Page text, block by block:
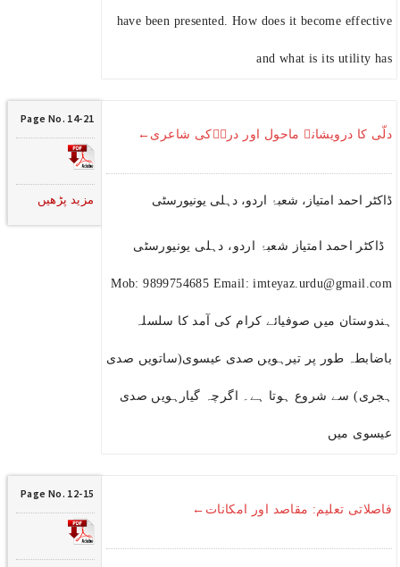
have been presented. How does it become effective
and what is its utility has
دلّی کا درویشانہ ماحول اور دردؔکی شاعری←
ڈاکٹر احمد امتیاز، شعبۂ اردو، دہلی یونیورسٹی
ڈاکٹر احمد امتیاز شعبۂ اردو، دہلی یونیورسٹی
Mob: 9899754685 Email: imteyaz.urdu@gmail.com
ہندوستان میں صوفیائے کرام کی آمد کا سلسلہ
باضابطہ طور پر تیرہویں صدی عیسوی(ساتویں صدی
ہجری) سے شروع ہوتا ہے۔ اگرچہ گیارہویں صدی
عیسوی میں
Page No. 14-21
مزید پڑھیں
فاصلاتی تعلیم: مقاصد اور امکانات←
Page No. 12-15